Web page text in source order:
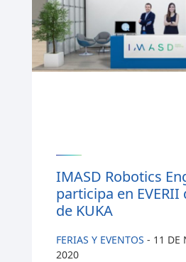
IMASD Robotics
participa en
de KUKA
FERIAS Y EVENTOS - 11 DE
2020